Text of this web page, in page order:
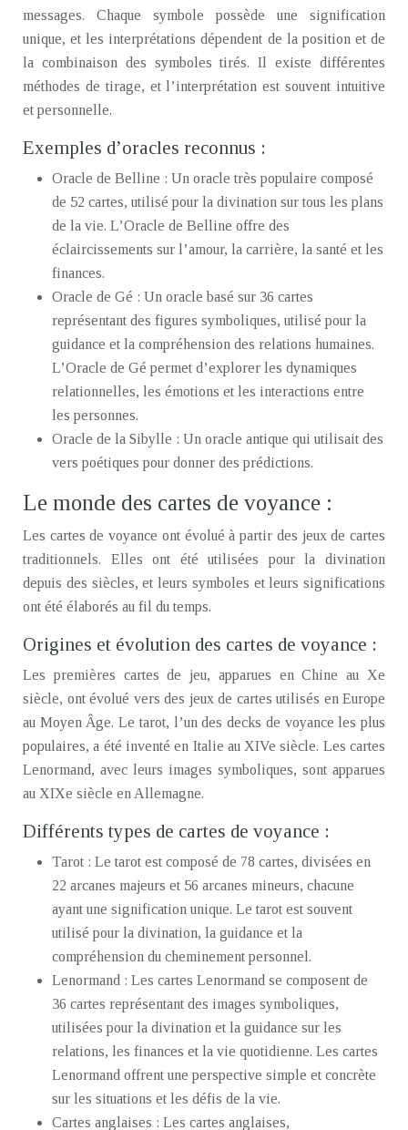
messages. Chaque symbole possède une signification
unique, et les interprétations dépendent de la position et de
la combinaison des symboles tirés. Il existe différentes
méthodes de tirage, et l’interprétation est souvent intuitive
et personnelle.
Exemples d’oracles reconnus :
Oracle de Belline : Un oracle très populaire composé
de 52 cartes, utilisé pour la divination sur tous les plans
de la vie. L’Oracle de Belline offre des
éclaircissements sur l’amour, la carrière, la santé et les
finances.
Oracle de Gé : Un oracle basé sur 36 cartes
représentant des figures symboliques, utilisé pour la
guidance et la compréhension des relations humaines.
L’Oracle de Gé permet d’explorer les dynamiques
relationnelles, les émotions et les interactions entre
les personnes.
Oracle de la Sibylle : Un oracle antique qui utilisait des
vers poétiques pour donner des prédictions.
Le monde des cartes de voyance :
Les cartes de voyance ont évolué à partir des jeux de cartes
traditionnels. Elles ont été utilisées pour la divination
depuis des siècles, et leurs symboles et leurs significations
ont été élaborés au fil du temps.
Origines et évolution des cartes de voyance :
Les premières cartes de jeu, apparues en Chine au Xe
siècle, ont évolué vers des jeux de cartes utilisés en Europe
au Moyen Âge. Le tarot, l’un des decks de voyance les plus
populaires, a été inventé en Italie au XIVe siècle. Les cartes
Lenormand, avec leurs images symboliques, sont apparues
au XIXe siècle en Allemagne.
Différents types de cartes de voyance :
Tarot : Le tarot est composé de 78 cartes, divisées en
22 arcanes majeurs et 56 arcanes mineurs, chacune
ayant une signification unique. Le tarot est souvent
utilisé pour la divination, la guidance et la
compréhension du cheminement personnel.
Lenormand : Les cartes Lenormand se composent de
36 cartes représentant des images symboliques,
utilisées pour la divination et la guidance sur les
relations, les finances et la vie quotidienne. Les cartes
Lenormand offrent une perspective simple et concrète
sur les situations et les défis de la vie.
Cartes anglaises : Les cartes anglaises,